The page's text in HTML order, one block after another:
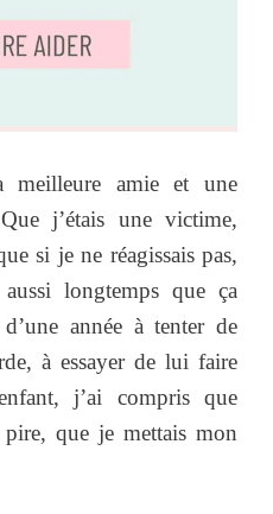
meilleure amie et une
j’étais une victime,
si je ne réagissais pas,
longtemps que ça
année à tenter de
à essayer de lui faire
j’ai compris que
que je mettais mon